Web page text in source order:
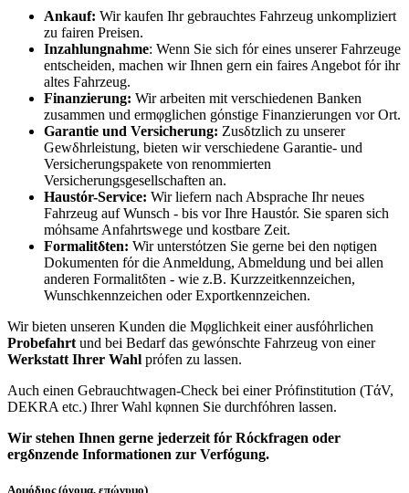
Ankauf: Wir kaufen Ihr gebrauchtes Fahrzeug unkompliziert
zu fairen Preisen.
Inzahlungnahme: Wenn Sie sich fόr eines unserer Fahrzeuge
entscheiden, machen wir Ihnen gern ein faires Angebot fόr ihr
altes Fahrzeug.
Finanzierung: Wir arbeiten mit verschiedenen Banken
zusammen und ermφglichen gόnstige Finanzierungen vor Ort.
Garantie und Versicherung: Zusδtzlich zu unserer
Gewδhrleistung, bieten wir verschiedene Garantie- und
Versicherungspakete von renommierten
Versicherungsgesellschaften an.
Haustόr-Service: Wir liefern nach Absprache Ihr neues
Fahrzeug auf Wunsch - bis vor Ihre Haustόr. Sie sparen sich
mόhsame Anfahrtswege und kostbare Zeit.
Formalitδten: Wir unterstόtzen Sie gerne bei den nφtigen
Dokumenten fόr die Anmeldung, Abmeldung und bei allen
anderen Formalitδten - wie z.B. Kurzzeitkennzeichen,
Wunschkennzeichen oder Exportkennzeichen.
Wir bieten unseren Kunden die Mφglichkeit einer ausfόhrlichen
Probefahrt und bei Bedarf das gewόnschte Fahrzeug von einer
Werkstatt Ihrer Wahl prόfen zu lassen.
Auch einen Gebrauchtwagen-Check bei einer Prόfinstitution (TάV,
DEKRA etc.) Ihrer Wahl kφnnen Sie durchfόhren lassen.
Wir stehen Ihnen gerne jederzeit fόr Rόckfragen oder
ergδnzende Informationen zur Verfόgung.
Αρμόδιος (όνομα, επώνυμο)